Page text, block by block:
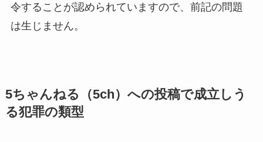
令することが認められていますので、前記の問題
は生じません。
5ちゃんねる（5ch）への投稿で成立しう
る犯罪の類型